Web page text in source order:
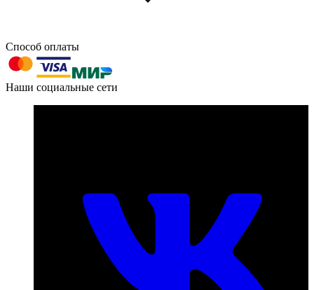
603004, г. Нижний Новгород, проспект Ленина, д. 95
Номер телефона для связи:
+7 (831) 290-86-98
Способ оплаты
Наши социальные сети